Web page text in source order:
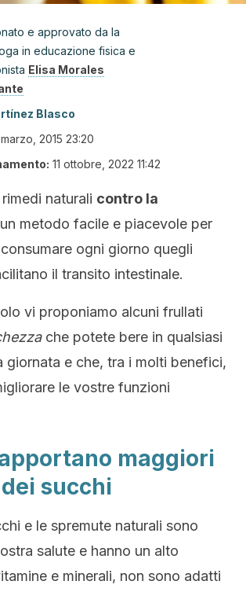
e approvato da la
in educazione fisica e
Elisa Morales
Blasco
2015 23:20
11 ottobre, 2022 11:42
naturali contro la
metodo facile e piacevole per
ogni giorno quegli
il transito intestinale.
vi proponiamo alcuni frullati
che potete bere in qualsiasi
giornata e che, tra i molti benefici,
le vostre funzioni
maggiori
succhi
e le spremute naturali sono
salute e hanno un alto
e minerali, non sono adatti